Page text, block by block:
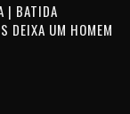
| BATIDA
DEIXA UM HOMEM